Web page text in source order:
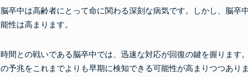
脳卒中は高齢者にとって命に関わる深刻な病気です。しかし、脳
能性は高まります。
時間との戦いである脳卒中では、迅速な対応が回復の鍵を握ります
の予兆をこれまでよりも早期に検知できる可能性が高まりつつありま